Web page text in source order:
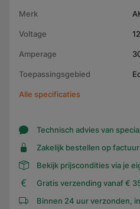
Merk
Voltage
Amperage
Toepassingsgebied
Alle specificaties
Technisch advies van
Zakelijk bestellen op
Bekijk prijscondities via je
Gratis verzending vanaf €
Binnen 24 uur verzonden,